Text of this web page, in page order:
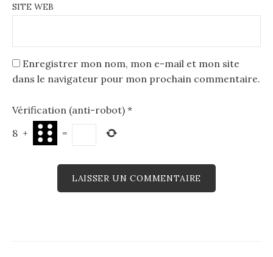
SITE WEB
Enregistrer mon nom, mon e-mail et mon site
dans le navigateur pour mon prochain commentaire.
Vérification (anti-robot) *
8 + =